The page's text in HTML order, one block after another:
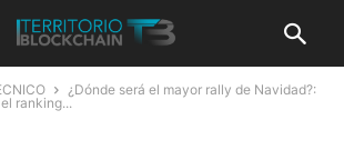
¿Dónde será el mayor rally de Navidad?:
ranking...